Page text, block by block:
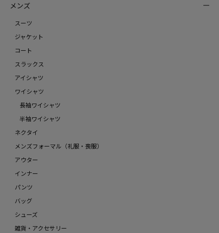
メンズ
スーツ
ジャケット
コート
スラックス
アイシャツ
ワイシャツ
長袖ワイシャツ
半袖ワイシャツ
ネクタイ
メンズフォーマル（礼服・喪服）
アウター
インナー
パンツ
バッグ
シューズ
雑貨・アクセサリー